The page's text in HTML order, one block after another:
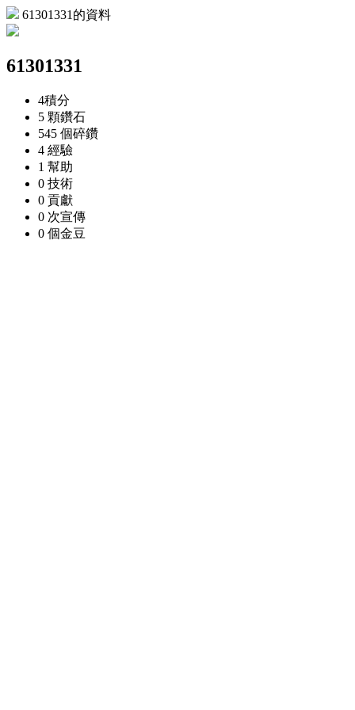
61301331的資料
61301331
4積分
5 顆鑽石
545 個碎鑽
4 經驗
1 幫助
0 技術
0 貢獻
0 次宣傳
0 個金豆